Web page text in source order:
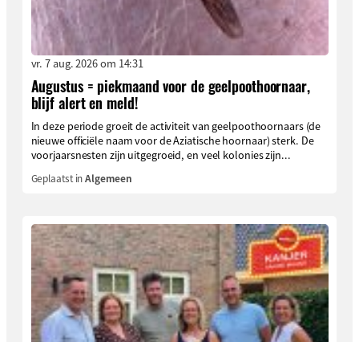
vr. 7 aug. 2026 om 14:31
Augustus = piekmaand voor de geelpoothoornaar,
blijf alert en meld!
In deze periode groeit de activiteit van geelpoothoornaars (de
nieuwe officiële naam voor de Aziatische hoornaar) sterk. De
voorjaarsnesten zijn uitgegroeid, en veel kolonies zijn...
Geplaatst inAlgemeen